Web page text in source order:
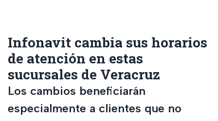
Infonavit cambia sus horarios
de atención en estas
sucursales de Veracruz
Los cambios beneficiarán
especialmente a clientes que no